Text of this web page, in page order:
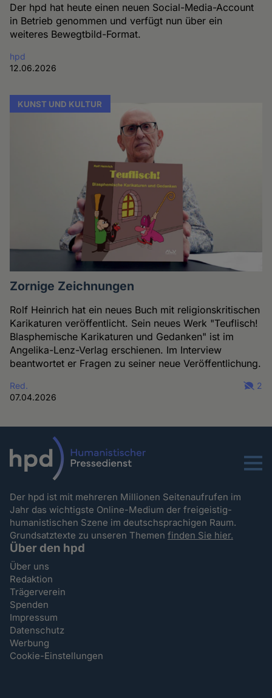
Der hpd hat heute einen neuen Social-Media-Account
in Betrieb genommen und verfügt nun über ein
weiteres Bewegtbild-Format.
hpd
12.06.2026
KUNST UND KULTUR
Zornige Zeichnungen
Rolf Heinrich hat ein neues Buch mit religionskritischen
Karikaturen veröffentlicht. Sein neues Werk "Teuflisch!
Blasphemische Karikaturen und Gedanken" ist im
Angelika-Lenz-Verlag erschienen. Im Interview
beantwortet er Fragen zu seiner neue Veröffentlichung.
Red.
07.04.2026
2
Menu
Der hpd ist mit mehreren Millionen Seitenaufrufen im
Jahr das wichtigste Online-Medium der freigeistig-
humanistischen Szene im deutschsprachigen Raum.
Grundsatztexte zu unseren Themenfinden Sie hier.
Über den hpd
Über uns
Redaktion
Trägerverein
Spenden
Impressum
Datenschutz
Werbung
Cookie-Einstellungen